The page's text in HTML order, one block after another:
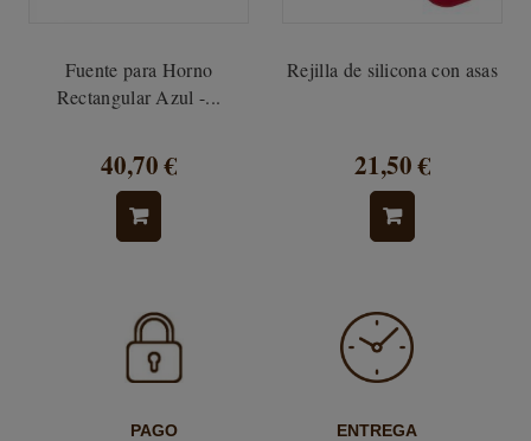
Fuente para Horno
Rectangular Azul -...
40,70 €
Rejilla de silicona con asas
21,50 €
PAGO
ENTREGA